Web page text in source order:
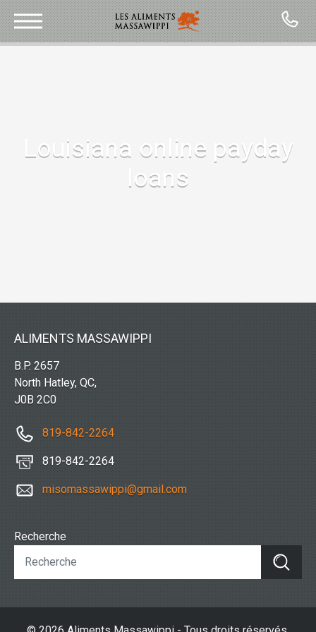
CONTACT
Louisiana online payday
loans
ALIMENTS MASSAWIPPI
B.P. 2657
North Hatley, QC,
J0B 2C0
819-842-2264
819-842-2264
misomassawippi@gmail.com
Recherche